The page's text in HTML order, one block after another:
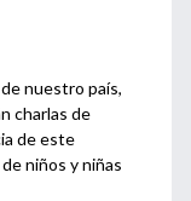
nuestro país,
charlas de
de este
niños y niñas